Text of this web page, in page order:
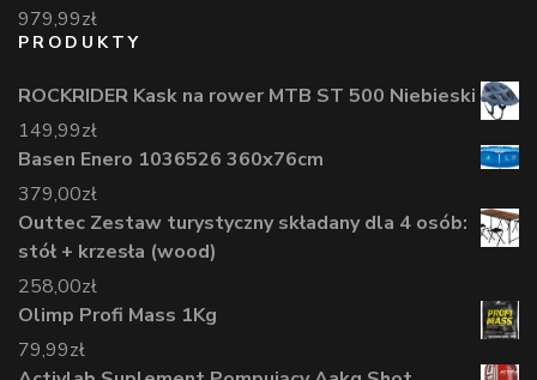
979,99zł
PRODUKTY
ROCKRIDER Kask na rower MTB ST 500 Niebieski
149,99zł
Basen Enero 1036526 360x76cm
379,00zł
Outtec Zestaw turystyczny składany dla 4 osób:
stół + krzesła (wood)
258,00zł
Olimp Profi Mass 1Kg
79,99zł